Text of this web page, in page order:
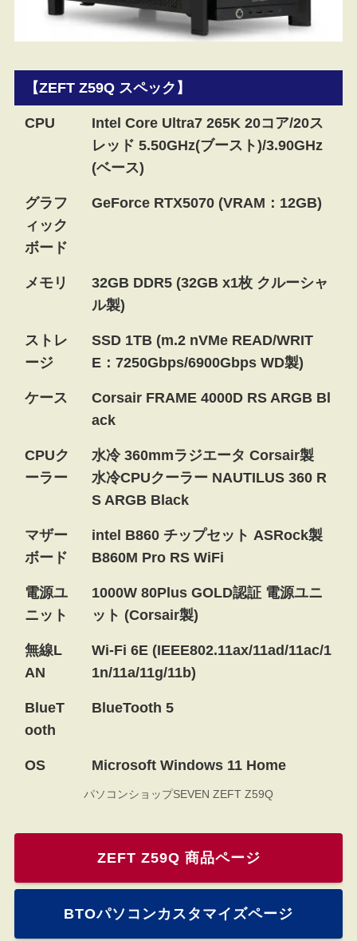
【ZEFT Z59Q スペック】
CPU
Intel Core Ultra7 265K 20コア/20ス
レッド 5.50GHz(ブースト)/3.90GHz
(ベース)
グラフ
ィック
ボード
GeForce RTX5070 (VRAM：12GB)
メモリ
32GB DDR5 (32GB x1枚 クルーシャ
ル製)
ストレ
ージ
SSD 1TB (m.2 nVMe READ/WRIT
E：7250Gbps/6900Gbps WD製)
ケース
Corsair FRAME 4000D RS ARGB Bl
ack
CPUク
ーラー
水冷 360mmラジエータ Corsair製
水冷CPUクーラー NAUTILUS 360 R
S ARGB Black
マザー
ボード
intel B860 チップセット ASRock製
B860M Pro RS WiFi
電源ユ
ニット
1000W 80Plus GOLD認証 電源ユニ
ット (Corsair製)
無線L
AN
Wi-Fi 6E (IEEE802.11ax/11ad/11ac/1
1n/11a/11g/11b)
BlueT
ooth
BlueTooth 5
OS Microsoft Windows 11 Home
パソコンショップSEVEN ZEFT Z59Q
ZEFT Z59Q 商品ページ
BTOパソコンカスタマイズページ